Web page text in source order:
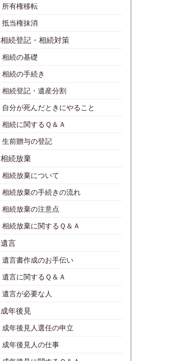
所有権移転
抵当権抹消
相続登記・相続対策
相続の基礎
相続の手続き
相続登記・遺産分割
自分が死んだときにやること
相続に関するＱ＆Ａ
生前贈与の登記
相続放棄
相続放棄について
相続放棄の手続きの流れ
相続放棄の注意点
相続放棄に関するＱ＆Ａ
遺言
遺言書作成のお手伝い
遺言に関するＱ＆Ａ
遺言が必要な人
成年後見
成年後見人選任の申立
成年後見人の仕事